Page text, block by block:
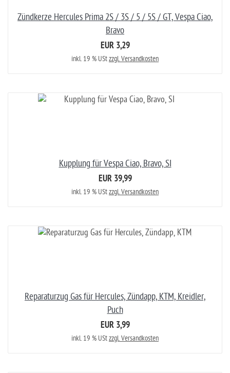
Zündkerze Hercules Prima 2S / 3S / 5 / 5S / GT, Vespa Ciao,
Bravo
EUR 3,29
inkl. 19 % UStzzgl. Versandkosten
Kupplung für Vespa Ciao, Bravo, SI
EUR 39,99
inkl. 19 % UStzzgl. Versandkosten
Reparaturzug Gas für Hercules, Zündapp, KTM, Kreidler,
Puch
EUR 3,99
inkl. 19 % UStzzgl. Versandkosten